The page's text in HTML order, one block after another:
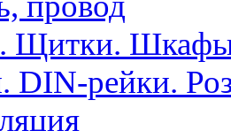
Щитки.
рейки.